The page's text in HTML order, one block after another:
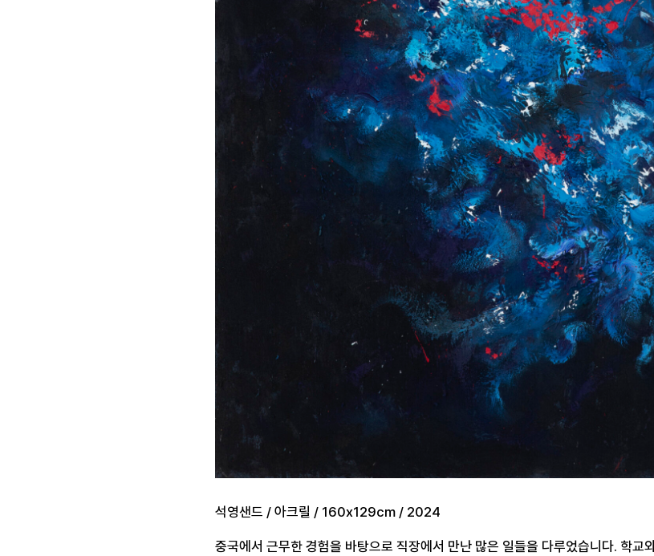
석영샌드 / 아크릴 / 160x129cm / 2024
중국에서 근무한 경험을 바탕으로 직장에서 만난 많은 일들을 다루었습니다. 학교